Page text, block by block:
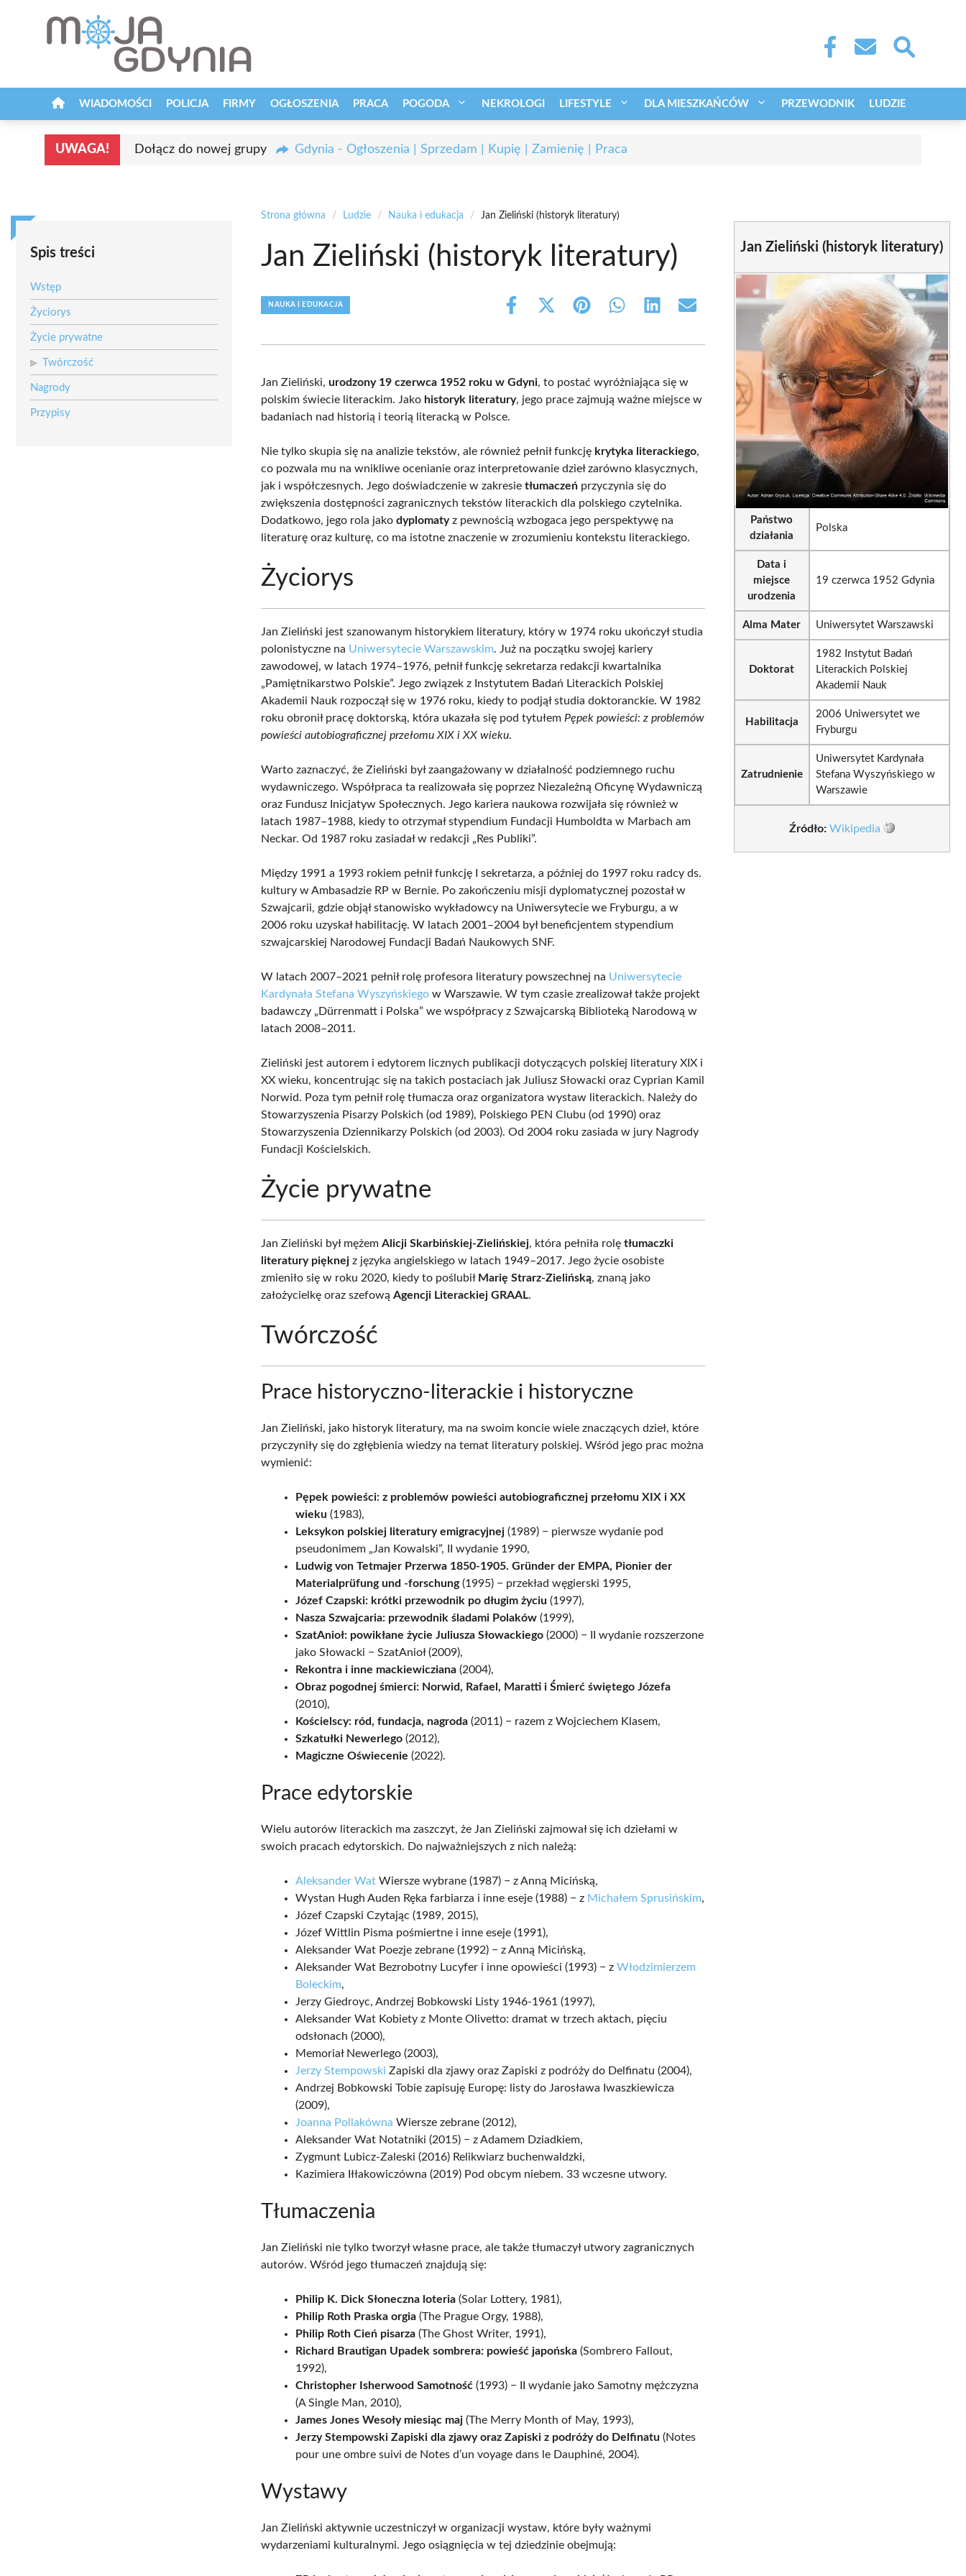
WIADOMOŚCI POLICJA FIRMY OGŁOSZENIA PRACA POGODA NEKROLOGI LIFESTYLE DLA MIESZKAŃCÓW PRZEWODNIK LUDZIE
UWAGA! Dołącz do nowej grupy Gdynia - Ogłoszenia | Sprzedam | Kupię | Zamienię | Praca
Spis treści
Wstęp
Życiorys
Życie prywatne
Twórczość
Nagrody
Przypisy
Strona główna / Ludzie / Nauka i edukacja / Jan Zieliński (historyk literatury)
Jan Zieliński (historyk literatury)
NAUKA I EDUKACJA
Share
Share
(Twitter)
Share Share Share Share
Jan Zieliński,urodzony 19 czerwca 1952 roku w Gdyni, to postać wyróżniająca się w
polskim świecie literackim. Jako historyk literatury, jego prace zajmują ważne miejsce w
badaniach nad historią i teorią literacką w Polsce.
Nie tylko skupia się na analizie tekstów, ale również pełnił funkcję krytyka literackiego,
co pozwala mu na wnikliwe ocenianie oraz interpretowanie dzieł zarówno klasycznych,
jak i współczesnych. Jego doświadczenie w zakresietłumaczeń przyczynia się do
zwiększenia dostępności zagranicznych tekstów literackich dla polskiego czytelnika.
Dodatkowo, jego rola jakodyplomatyz pewnością wzbogaca jego perspektywę na
literaturę oraz kulturę, co ma istotne znaczenie w zrozumieniu kontekstu literackiego.
Życiorys
Jan Zieliński jest szanowanym historykiem literatury, który w 1974 roku ukończył studia
polonistyczne na Uniwersytecie Warszawskim. Już na początku swojej kariery
zawodowej, w latach 1974–1976, pełnił funkcję sekretarza redakcji kwartalnika
„Pamiętnikarstwo Polskie”. Jego związek z Instytutem Badań Literackich Polskiej
Akademii Nauk rozpoczął się w 1976 roku, kiedy to podjął studia doktoranckie. W 1982
roku obronił pracę doktorską, która ukazała się pod tytułem Pępek powieści: z problemów
powieści autobiograficznej przełomu XIX i XX wieku.
Warto zaznaczyć, że Zieliński był zaangażowany w działalność podziemnego ruchu
wydawniczego. Współpraca ta realizowała się poprzez Niezależną Oficynę Wydawniczą
oraz Fundusz Inicjatyw Społecznych. Jego kariera naukowa rozwijała się również w
latach 1987–1988, kiedy to otrzymał stypendium Fundacji Humboldta w Marbach am
Neckar. Od 1987 roku zasiadał w redakcji „Res Publiki”.
Między 1991 a 1993 rokiem pełnił funkcję I sekretarza, a później do 1997 roku radcy ds.
kultury w Ambasadzie RP w Bernie. Po zakończeniu misji dyplomatycznej pozostał w
Szwajcarii, gdzie objął stanowisko wykładowcy na Uniwersytecie we Fryburgu, a w
2006 roku uzyskał habilitację. W latach 2001–2004 był beneficjentem stypendium
szwajcarskiej Narodowej Fundacji Badań Naukowych SNF.
W latach 2007–2021 pełnił rolę profesora literatury powszechnej na Uniwersytecie
Kardynała Stefana Wyszyńskiego w Warszawie. W tym czasie zrealizował także projekt
badawczy „Dürrenmatt i Polska” we współpracy z Szwajcarską Biblioteką Narodową w
latach 2008–2011.
Zieliński jest autorem i edytorem licznych publikacji dotyczących polskiej literatury XIX i
XX wieku, koncentrując się na takich postaciach jak Juliusz Słowacki oraz Cyprian Kamil
Norwid. Poza tym pełnił rolę tłumacza oraz organizatora wystaw literackich. Należy do
Stowarzyszenia Pisarzy Polskich (od 1989), Polskiego PEN Clubu (od 1990) oraz
Stowarzyszenia Dziennikarzy Polskich (od 2003). Od 2004 roku zasiada w jury Nagrody
Fundacji Kościelskich.
Życie prywatne
Jan Zieliński był mężemAlicji Skarbińskiej-Zielińskiej, która pełniła rolętłumaczki
literatury pięknej z języka angielskiego w latach 1949–2017. Jego życie osobiste
zmieniło się w roku 2020, kiedy to poślubił Marię Strarz-Zielińską, znaną jako
założycielkę oraz szefowąAgencji Literackiej GRAAL.
Twórczość
Prace historyczno-literackie i historyczne
Jan Zieliński, jako historyk literatury, ma na swoim koncie wiele znaczących dzieł, które
przyczyniły się do zgłębienia wiedzy na temat literatury polskiej. Wśród jego prac można
wymienić:
Pępek powieści: z problemów powieści autobiograficznej przełomu XIX i XX
wieku (1983),
Leksykon polskiej literatury emigracyjnej (1989) − pierwsze wydanie pod
pseudonimem „Jan Kowalski”, II wydanie 1990,
Ludwig von Tetmajer Przerwa 1850-1905. Gründer der EMPA, Pionier der
Materialprüfung und -forschung(1995) − przekład węgierski 1995,
Józef Czapski: krótki przewodnik po długim życiu (1997),
Nasza Szwajcaria: przewodnik śladami Polaków (1999),
SzatAnioł: powikłane życie Juliusza Słowackiego (2000) − II wydanie rozszerzone
jako Słowacki − SzatAnioł (2009),
Rekontra i inne mackiewicziana (2004),
Obraz pogodnej śmierci: Norwid, Rafael, Maratti i Śmierć świętego Józefa
(2010),
Kościelscy: ród, fundacja, nagroda (2011) − razem z Wojciechem Klasem,
Szkatułki Newerlego (2012),
Magiczne Oświecenie (2022).
Prace edytorskie
Wielu autorów literackich ma zaszczyt, że Jan Zieliński zajmował się ich dziełami w
swoich pracach edytorskich. Do najważniejszych z nich należą:
Aleksander Wat Wiersze wybrane (1987) − z Anną Micińską,
Wystan Hugh Auden Ręka farbiarza i inne eseje (1988) − z Michałem Sprusińskim,
Józef Czapski Czytając (1989, 2015),
Józef Wittlin Pisma pośmiertne i inne eseje (1991),
Aleksander Wat Poezje zebrane (1992) − z Anną Micińską,
Aleksander Wat Bezrobotny Lucyfer i inne opowieści (1993) − zWłodzimierzem
Boleckim,
Jerzy Giedroyc, Andrzej Bobkowski Listy 1946-1961 (1997),
Aleksander Wat Kobiety z Monte Olivetto: dramat w trzech aktach, pięciu
odsłonach (2000),
Memoriał Newerlego (2003),
Jerzy Stempowski Zapiski dla zjawy oraz Zapiski z podróży do Delfinatu (2004),
Andrzej Bobkowski Tobie zapisuję Europę: listy do Jarosława Iwaszkiewicza
(2009),
Joanna Pollakówna Wiersze zebrane (2012),
Aleksander Wat Notatniki (2015) − z Adamem Dziadkiem,
Zygmunt Lubicz-Zaleski (2016) Relikwiarz buchenwaldzki,
Kazimiera Iłłakowiczówna (2019) Pod obcym niebem. 33 wczesne utwory.
Tłumaczenia
Jan Zieliński nie tylko tworzył własne prace, ale także tłumaczył utwory zagranicznych
autorów. Wśród jego tłumaczeń znajdują się:
Philip K. Dick Słoneczna loteria (Solar Lottery, 1981),
Philip Roth Praska orgia (The Prague Orgy, 1988),
Philip Roth Cień pisarza (The Ghost Writer, 1991),
Richard Brautigan Upadek sombrera: powieść japońska (Sombrero Fallout,
1992),
Christopher Isherwood Samotność (1993) − II wydanie jako Samotny mężczyzna
(A Single Man, 2010),
James Jones Wesoły miesiąc maj (The Merry Month of May, 1993),
Jerzy Stempowski Zapiski dla zjawy oraz Zapiski z podróży do Delfinatu (Notes
pour une ombre suivi de Notes d’un voyage dans le Dauphiné, 2004).
Wystawy
Jan Zieliński aktywnie uczestniczył w organizacji wystaw, które były ważnymi
wydarzeniami kulturalnymi. Jego osiągnięcia w tej dziedzinie obejmują:
Jan Zieliński (historyk literatury)
Państwo
działania
Polska
Data i
miejsce
urodzenia
19 czerwca 1952 Gdynia
Alma Mater Uniwersytet Warszawski
Doktorat
1982 Instytut Badań
Literackich Polskiej
Akademii Nauk
Habilitacja
2006 Uniwersytet we
Fryburgu
Zatrudnienie
Uniwersytet Kardynała
Stefana Wyszyńskiego w
Warszawie
Źródło: Wikipedia